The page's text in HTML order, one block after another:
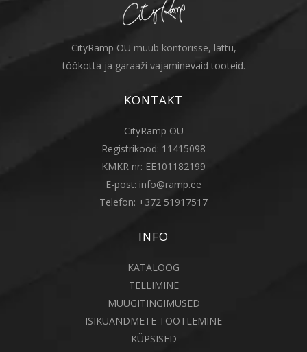
CityRamp OÜ müüb kontorisse, lattu,
töökotta ja garaaži vajaminevaid tooteid.
KONTAKT
CityRamp OÜ
Registrikood: 11415098
KMKR nr: EE101182199
E-post: info@ramp.ee
Telefon: +372 51917517
INFO
KATALOOG
TELLIMINE
MÜÜGITINGIMUSED
ISIKUANDMETE TÖÖTLEMINE
KÜPSISED